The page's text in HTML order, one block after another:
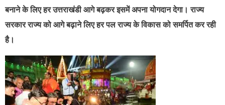
बनाने के लिए हर उत्तराखंडी आगे बढ़कर इसमें अपना योगदान देगा। राज्य
सरकार राज्य को आगे बढ़ाने लिए हर पल राज्य के विकास को समर्पित कर रही
है।